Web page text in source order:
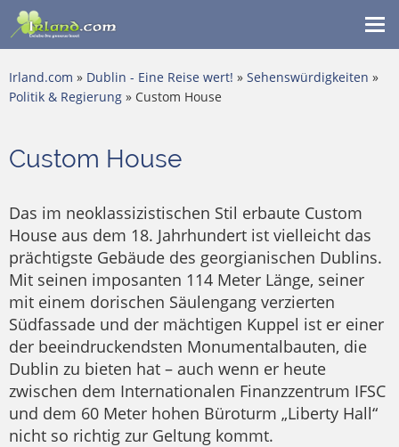
Irland.com » Dublin - Eine Reise wert! » Sehenswürdigkeiten »
Politik & Regierung » Custom House
Custom House
Das im neoklassizistischen Stil erbaute Custom
House aus dem 18. Jahrhundert ist vielleicht das
prächtigste Gebäude des georgianischen Dublins.
Mit seinen imposanten 114 Meter Länge, seiner
mit einem dorischen Säulengang verzierten
Südfassade und der mächtigen Kuppel ist er einer
der beeindruckendsten Monumentalbauten, die
Dublin zu bieten hat – auch wenn er heute
zwischen dem Internationalen Finanzzentrum IFSC
und dem 60 Meter hohen Büroturm „Liberty Hall“
nicht so richtig zur Geltung kommt.